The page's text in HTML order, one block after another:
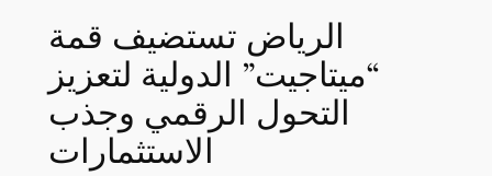
الرياض تستضيف قمة
“ميتاجيت” الدولية لتعزيز
التحول الرقمي وجذب
الاستثمارات